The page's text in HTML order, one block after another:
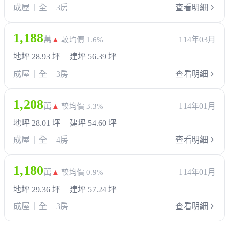
成屋
全 3房 查看明細
1,188萬 ▲ 較均價 1.6%
114年03月
地坪 28.93 坪
建坪 56.39 坪
成屋
全 3房 查看明細
1,208萬 ▲ 較均價 3.3%
114年01月
地坪 28.01 坪
建坪 54.60 坪
成屋
全 4房 查看明細
1,180萬 ▲ 較均價 0.9%
114年01月
地坪 29.36 坪
建坪 57.24 坪
成屋
全 3房 查看明細